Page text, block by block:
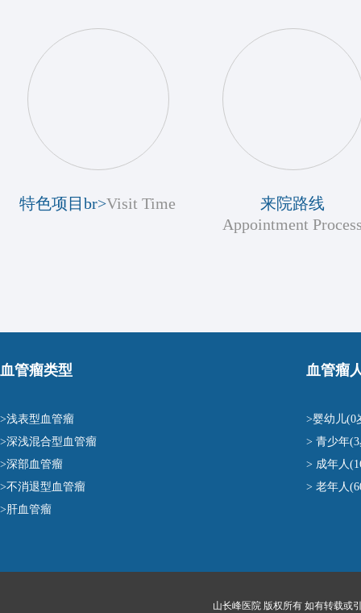
特色项目br>Visit Time
来院路线
Appointment
血管瘤类型
>浅表型血管瘤
>深浅混合型血管瘤
>深部血管瘤
>不消退型血管瘤
>肝血管瘤
血管瘤
>婴幼儿(0
> 青少年
> 成年人
> 老年人
山长峰医院 版权所有 如有转载或